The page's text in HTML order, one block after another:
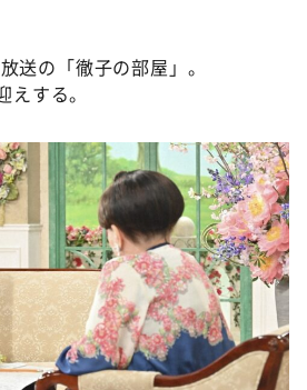
ど・・・
プ
×福井アナ「なんでやねん！？」
ょうの献立 何にする？～
！シーズン２
ダ
イブ 正義のミカタ
チ～
送の「徹子の部屋」。
する。